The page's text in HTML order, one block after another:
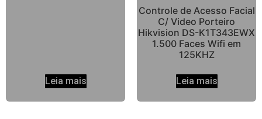
Leia mais
Controle de Acesso Facial
C/ Video Porteiro
Hikvision DS-K1T343EWX
1.500 Faces Wifi em
125KHZ
Leia mais